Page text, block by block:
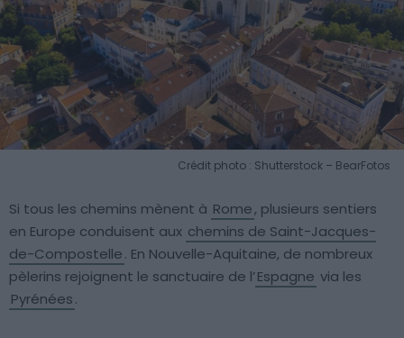
Crédit photo : Shutterstock – BearFotos
Si tous les chemins mènent à Rome, plusieurs sentiers
en Europe conduisent aux chemins de Saint-Jacques-
de-Compostelle. En Nouvelle-Aquitaine, de nombreux
pèlerins rejoignent le sanctuaire de l’Espagne via les
Pyrénées.